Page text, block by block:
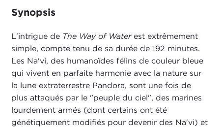
Synopsis
L'intrigue deThe Way of Waterest extrêmement
simple, compte tenu de sa durée de 192 minutes.
Les Na'vi, des humanoïdes félins de couleur bleue
qui vivent en parfaite harmonie avec la nature sur
la lune extraterrestre Pandora, sont une fois de
plus attaqués par le "peuple du ciel", des marines
lourdement armés (dont certains ont été
génétiquement modifiés pour devenir des Na'vi) et